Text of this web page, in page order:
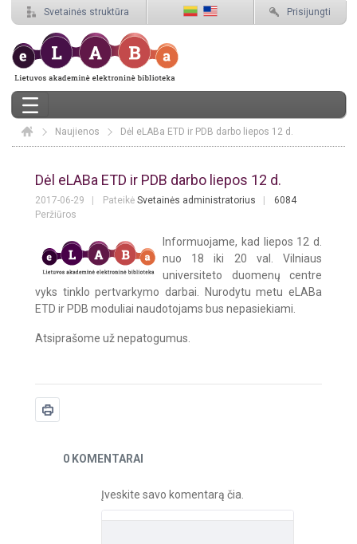
Svetainės struktūra Prisijungti
Elaba
Naujienos Dėl eLABa ETD ir PDB darbo liepos 12 d.
Dėl eLABa ETD ir PDB darbo liepos 12 d.
2017-06-29 Pateikė Svetainės administratorius
6084
Peržiūros
Informuojame, kad liepos 12 d.
nuo 18 iki 20 val. Vilniaus
universiteto duomenų centre
vyks tinklo pertvarkymo darbai. Nurodytu metu eLABa
ETD ir PDB moduliai naudotojams bus nepasiekiami.
Atsiprašome už nepatogumus.
Naujienos
0 KOMENTARAI
Įveskite savo komentarą čia.